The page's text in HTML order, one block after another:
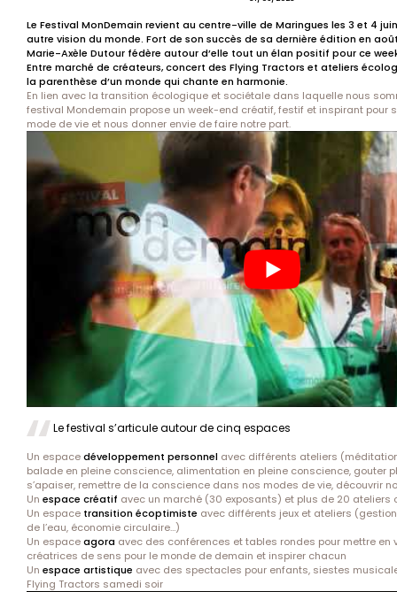
Le Festival MonDemain revient au centre-ville de Maringues les 3 et 4
autre vision du monde. Fort de son succès de sa dernière édition en
Marie-Axèle Dutour fédère autour d’elle tout un élan positif pour ce
Entre marché de créateurs, concert des Flying Tractors et ateliers
la parenthèse d’un monde qui chante en harmonie.
En lien avec la transition écologique et sociétale dans laquelle nous
festival Mondemain propose un week-end créatif, festif et inspirant pour
mode de vie et nous donner envie de faire notre part.
Le festival s’articule autour de cinq espaces
Un espacedéveloppement personnel avec différents ateliers
balade en pleine conscience, alimentation en pleine conscience, gouter
s’apaiser, remettre de la conscience dans nos modes de vie, découvrir
Un espace créatif avec un marché (30 exposants) et plus de 20 ateliers
Un espace transition écoptimiste avec différents jeux et ateliers
de l’eau, économie circulaire…)
Un espaceagora avec des conférences et tables rondes pour mettre en
créatrices de sens pour le monde de demain et inspirer chacun
Un espace artistique avec des spectacles pour enfants, siestes
Flying Tractors samedi soir